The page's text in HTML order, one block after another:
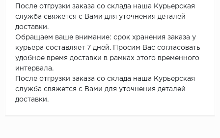
После отгрузки заказа со склада наша Курьерская
служба свяжется с Вами для уточнения деталей
доставки.
Обращаем ваше внимание: срок хранения заказа у
курьера составляет 7 дней. Просим Вас согласовать
удобное время доставки в рамках этого временного
интервала.
После отгрузки заказа со склада наша Курьерская
служба свяжется с Вами для уточнения деталей
доставки.